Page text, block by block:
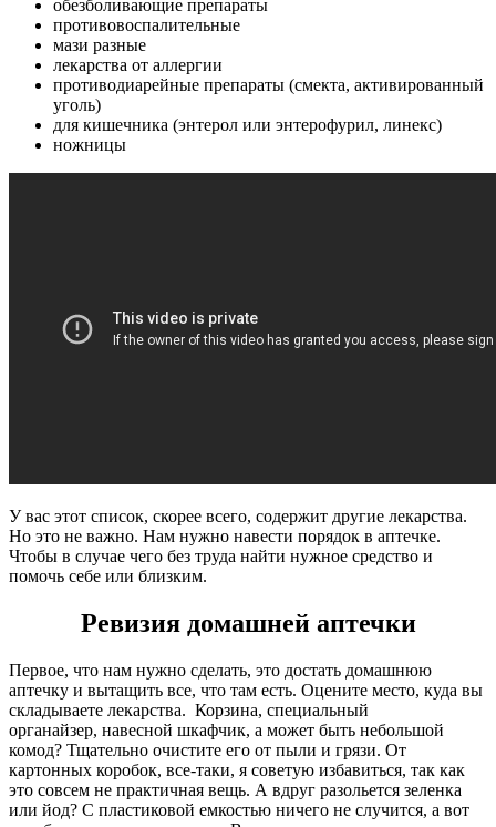
обезболивающие препараты
противовоспалительные
мази разные
лекарства от аллергии
противодиарейные препараты (смекта, активированный
уголь)
для кишечника (энтерол или энтерофурил, линекс)
ножницы
У вас этот список, скорее всего, содержит другие лекарства.
Но это не важно. Нам нужно навести порядок в аптечке.
Чтобы в случае чего без труда найти нужное средство и
помочь себе или близким.
Ревизия домашней аптечки
Первое, что нам нужно сделать, это достать домашнюю
аптечку и вытащить все, что там есть. Оцените место, куда вы
складываете лекарства. Корзина, специальный
органайзер, навесной шкафчик, а может быть небольшой
комод? Тщательно очистите его от пыли и грязи. От
картонных коробок, все-таки, я советую избавиться, так как
это совсем не практичная вещь. А вдруг разольется зеленка
или йод? С пластиковой емкостью ничего не случится, а вот